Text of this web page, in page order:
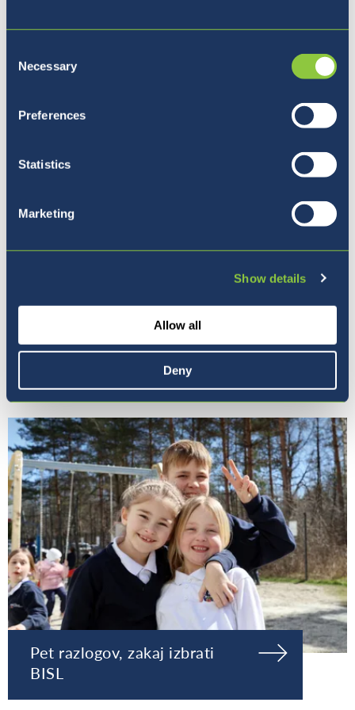
Selection
Necessary
Preferences
Statistics
Marketing
Show details
Allow all
Deny
Naša vizija
Pet razlogov, zakaj izbrati
BISL